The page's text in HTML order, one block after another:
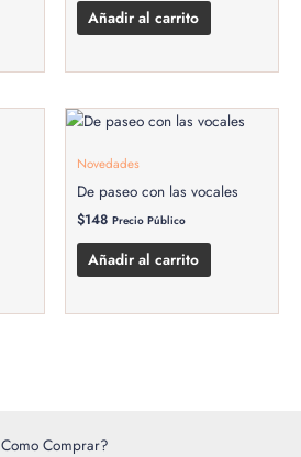
Añadir al carrito
Novedades
De paseo con las vocales
$148 Precio Público
Añadir al carrito
Como Comprar?